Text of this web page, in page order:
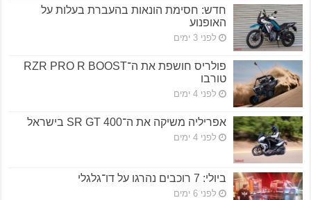
חדש: חסימת הונאות בהעברת בעלות על
האופנוע
לפני 3 ימים
פולריס חושפת את ה־RZR PRO R BOOST
טורבו
לפני 4 ימים
אפריליה משיקה את ה־SR GT 400 בישראל
לפני 4 ימים
ביולי: 7 רוכבים נהרגו על דו־גלגלי
לפני 6 ימים